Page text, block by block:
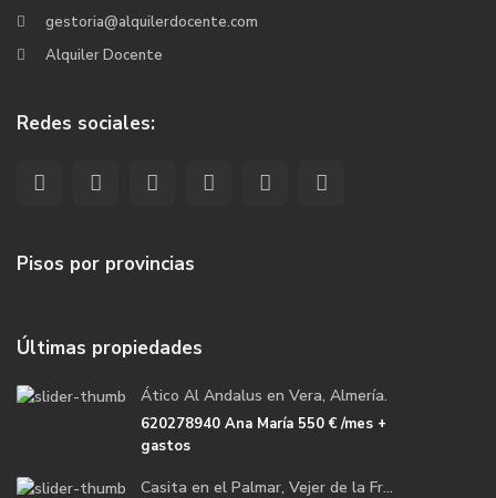
gestoria@alquilerdocente.com
Alquiler Docente
Redes sociales:
Pisos por provincias
Últimas propiedades
Ático Al Andalus en Vera, Almería.
620278940 Ana María 550 €/mes +
gastos
Casita en el Palmar, Vejer de la Fr...